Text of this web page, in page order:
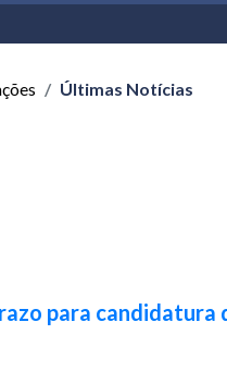
Últimas Notícias
para